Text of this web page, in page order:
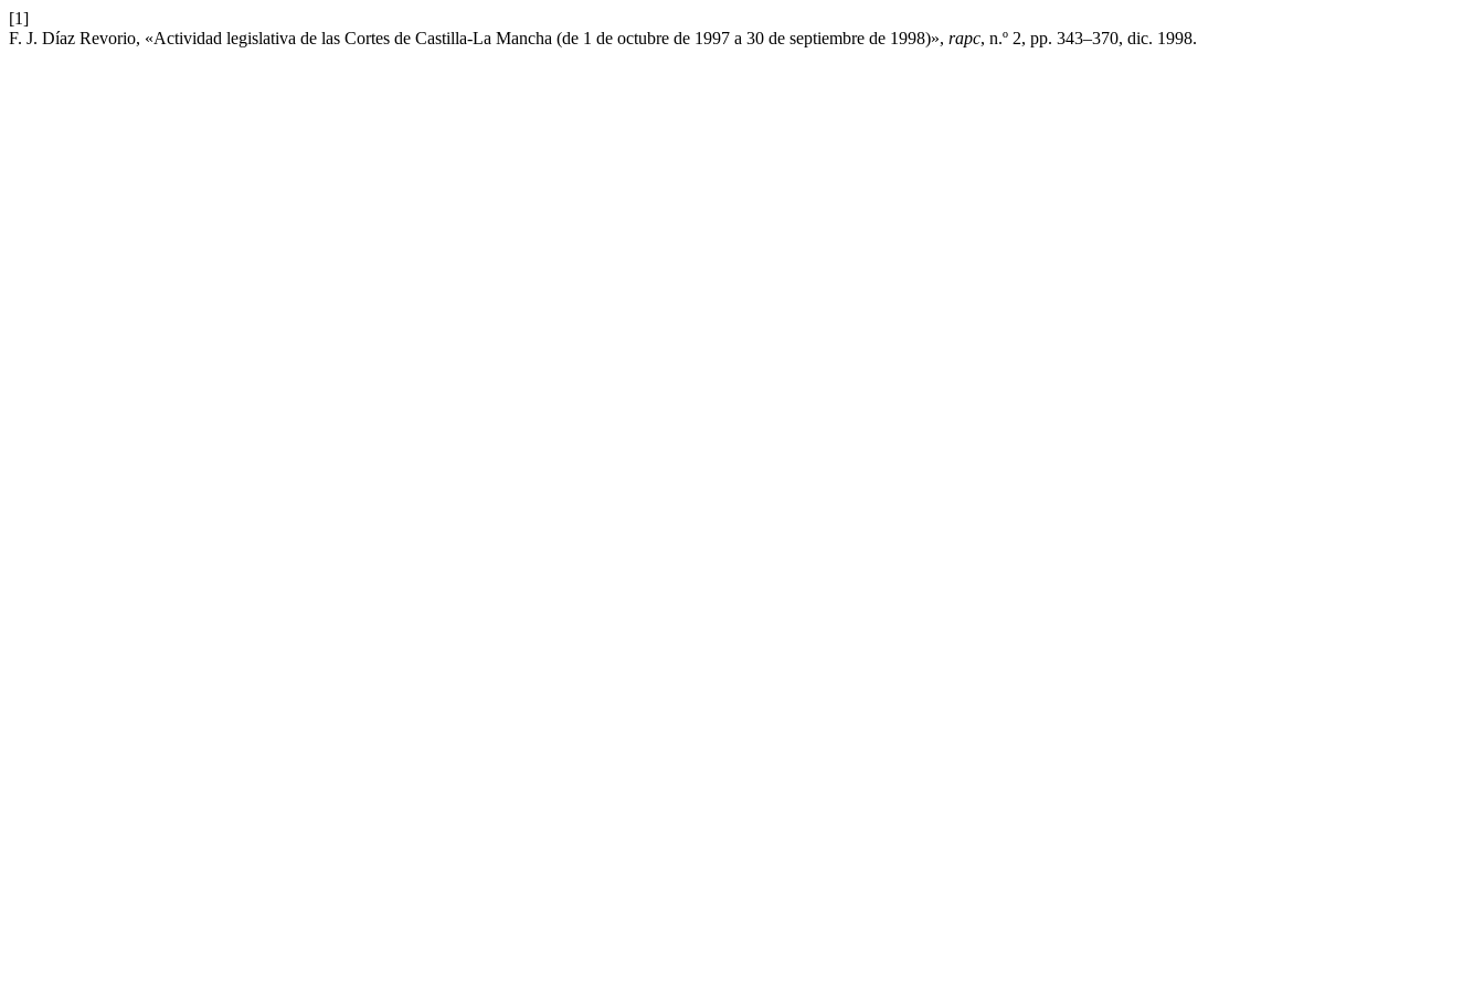
[1]
F. J. Díaz Revorio, «Actividad legislativa de las Cortes de Castilla-La Mancha (de 1 de octubre de 1997 a 30 de septiembre de 1998)», rapc, n.º 2, pp. 343–370, dic. 1998.